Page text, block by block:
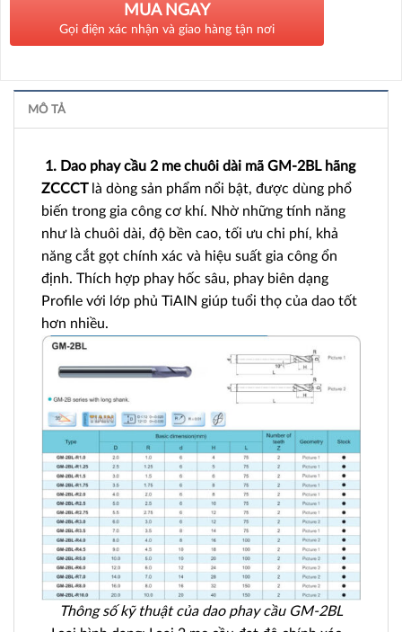
MUA NGAY
Gọi điện xác nhận và giao hàng tận nơi
MÔ TẢ
1. Dao phay cầu 2 me chuôi dài mã GM-2BL hãng
ZCCCTlà dòng sản phẩm nổi bật, được dùng phổ
biến trong gia công cơ khí. Nhờ những tính năng
như là chuôi dài, độ bền cao, tối ưu chi phí, khả
năng cắt gọt chính xác và hiệu suất gia công ổn
định. Thích hợp phay hốc sâu, phay biên dạng
Profile với lớp phủ TiAIN giúp tuổi thọ của dao tốt
hơn nhiều.
Thông số kỹ thuật của dao phay cầu GM-2BL